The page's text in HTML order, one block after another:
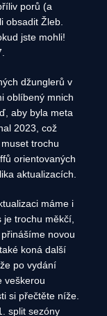
porů (a
obsadit Žleb.
jste mohli!
džunglerů v
oblíbený mnich
aby byla meta
2023, což
trochu
orientovaných
aktualizacích.
máme i
trochu měkčí,
novou
koná další
po vydání
veškerou
si přečtěte níže.
split sezóny